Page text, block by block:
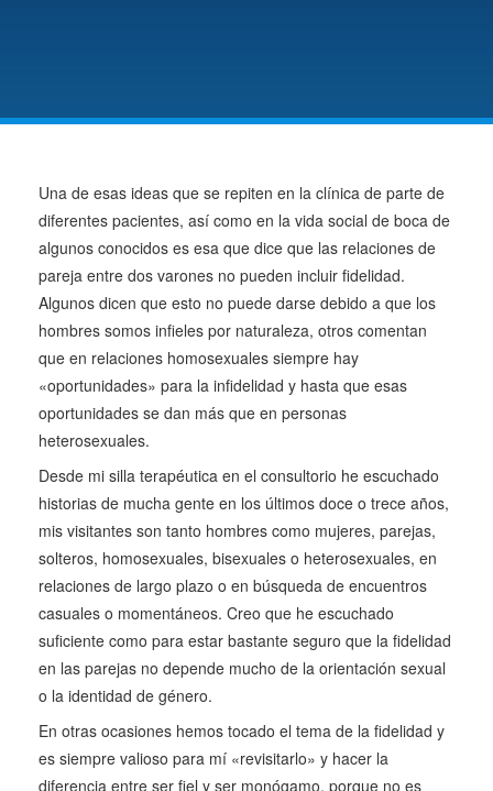
Una de esas ideas que se repiten en la clínica de parte de
diferentes pacientes, así como en la vida social de boca de
algunos conocidos es esa que dice que las relaciones de
pareja entre dos varones no pueden incluir fidelidad.
Algunos dicen que esto no puede darse debido a que los
hombres somos infieles por naturaleza, otros comentan
que en relaciones homosexuales siempre hay
«oportunidades» para la infidelidad y hasta que esas
oportunidades se dan más que en personas
heterosexuales.
Desde mi silla terapéutica en el consultorio he escuchado
historias de mucha gente en los últimos doce o trece años,
mis visitantes son tanto hombres como mujeres, parejas,
solteros, homosexuales, bisexuales o heterosexuales, en
relaciones de largo plazo o en búsqueda de encuentros
casuales o momentáneos. Creo que he escuchado
suficiente como para estar bastante seguro que la fidelidad
en las parejas no depende mucho de la orientación sexual
o la identidad de género.
En otras ocasiones hemos tocado el tema de la fidelidad y
es siempre valioso para mí «revisitarlo» y hacer la
diferencia entre ser fiel y ser monógamo, porque no es